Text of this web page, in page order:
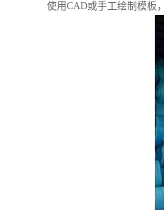
使用CAD或手工绘制模板，